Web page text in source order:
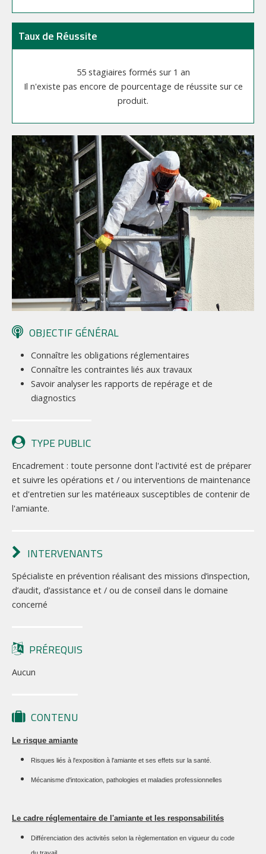
Taux de Réussite
55 stagiaires formés sur 1 an
Il n'existe pas encore de pourcentage de réussite sur ce
produit.
OBJECTIF GÉNÉRAL
Connaître les obligations réglementaires
Connaître les contraintes liés aux travaux
Savoir analyser les rapports de repérage et de
diagnostics
TYPE PUBLIC
Encadrement : toute personne dont l'activité est de préparer
et suivre les opérations et / ou interventions de maintenance
et d'entretien sur les matérieaux susceptibles de contenir de
l'amiante.
INTERVENANTS
Spécialiste en prévention réalisant des missions d’inspection,
d’audit, d’assistance et / ou de conseil dans le domaine
concerné
PRÉREQUIS
Aucun
CONTENU
Le risque amiante
Risques liés à l'exposition à l'amiante et ses effets sur la santé.
Mécanisme d'intoxication, pathologies et maladies professionnelles
Le cadre réglementaire de l'amiante et les responsabilités
Différenciation des activités selon la règlementation en vigueur du code
du travail